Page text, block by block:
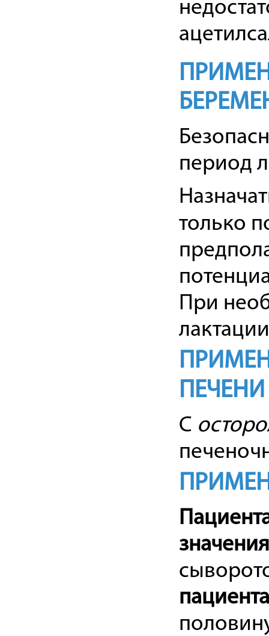
период
только
При
ПЕЧЕНИ
С